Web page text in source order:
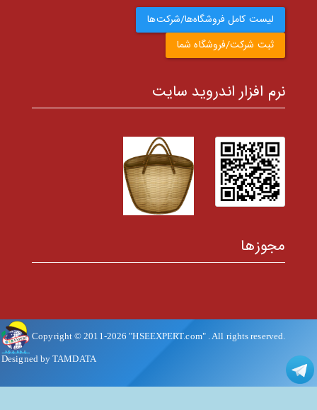
لیست کامل فروشگاه‌ها/شرکت‌ها
ثبت شرکت/فروشگاه شما
نرم افزار اندروید سایت
مجوزها
Copyright © 2011-2026 "HSEEXPERT.com". All rights reserved.
Designed by TAMDATA